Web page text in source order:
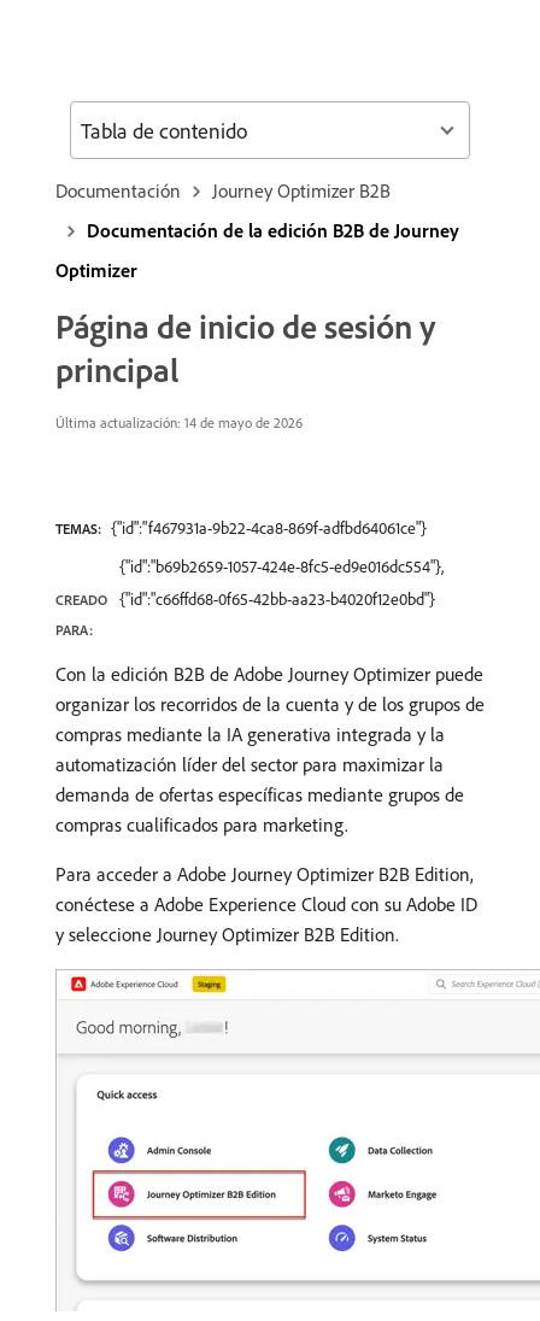
Documentación
Journey Optimizer B2B
Documentación de la edición B2B de Journey
Optimizer
Página de inicio de sesión y
principal
Última actualización: 14 de mayo de 2026
TEMAS: {"id":"f467931a-9b22-4ca8-869f-adfbd64061ce"}
CREADO
PARA:
{"id":"b69b2659-1057-424e-8fc5-ed9e016dc554"},
{"id":"c66ffd68-0f65-42bb-aa23-b4020f12e0bd"}
Con la edición B2B de Adobe Journey Optimizer puede
organizar los recorridos de la cuenta y de los grupos de
compras mediante la IA generativa integrada y la
automatización líder del sector para maximizar la
demanda de ofertas específicas mediante grupos de
compras cualificados para marketing.
Para acceder a Adobe Journey Optimizer B2B Edition,
conéctese a Adobe Experience Cloud con su Adobe ID
y seleccione Journey Optimizer B2B Edition.
Tabla de contenido